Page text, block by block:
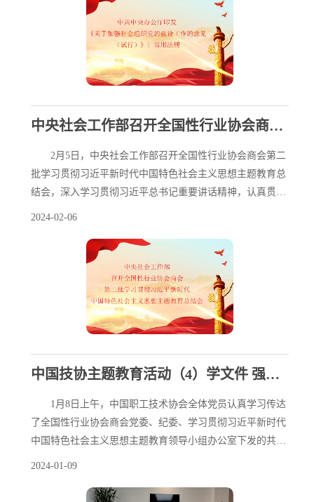
中央社会工作部召开全国性行业协会商会第二批学习贯彻习近平新时代中国特色社会主义思想主题教育总结会
2月5日，中央社会工作部召开全国性行业协会商会第二
批学习贯彻习近平新时代中国特色社会主义思想主题教育总
结会，深入学习贯彻习近平总书记重要讲话精神，认真贯彻
开展情况，巩固拓展主题教育成果，努力推进全国性行业协
会商会各项工作高质量开展。中央第十六巡回指导组组长许
又声出席会议并讲话，副组长贾育林到会指导。
2024-02-06
中国技协主题教育活动（4）学文件 强思想 做好下一步主题教育
1月8日上午，中国职工技术协会全体党员认真学习传达
了全国性行业协会商会党委、纪委、学习贯彻习近平新时代
中国特色社会主义思想主题教育领导小组办公室下发的共计
2024-01-09